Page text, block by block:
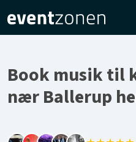
Book musik til
nær Ballerup